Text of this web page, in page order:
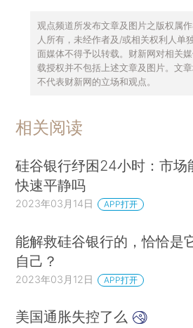
观点频道所发布文章及图片之版权属
人所有，未经作者及/或相关权利人单
面媒体不得予以转载。财新网对相关
载授权并不包括上述文章及图片。文
不代表财新网的立场和观点。
相关阅读
硅谷银行纾困24小时：市场
快速平静吗
2023年03月14日 APP打开
能解救硅谷银行的，恰恰是
自己？
2023年03月12日 APP打开
美国通胀失控了么